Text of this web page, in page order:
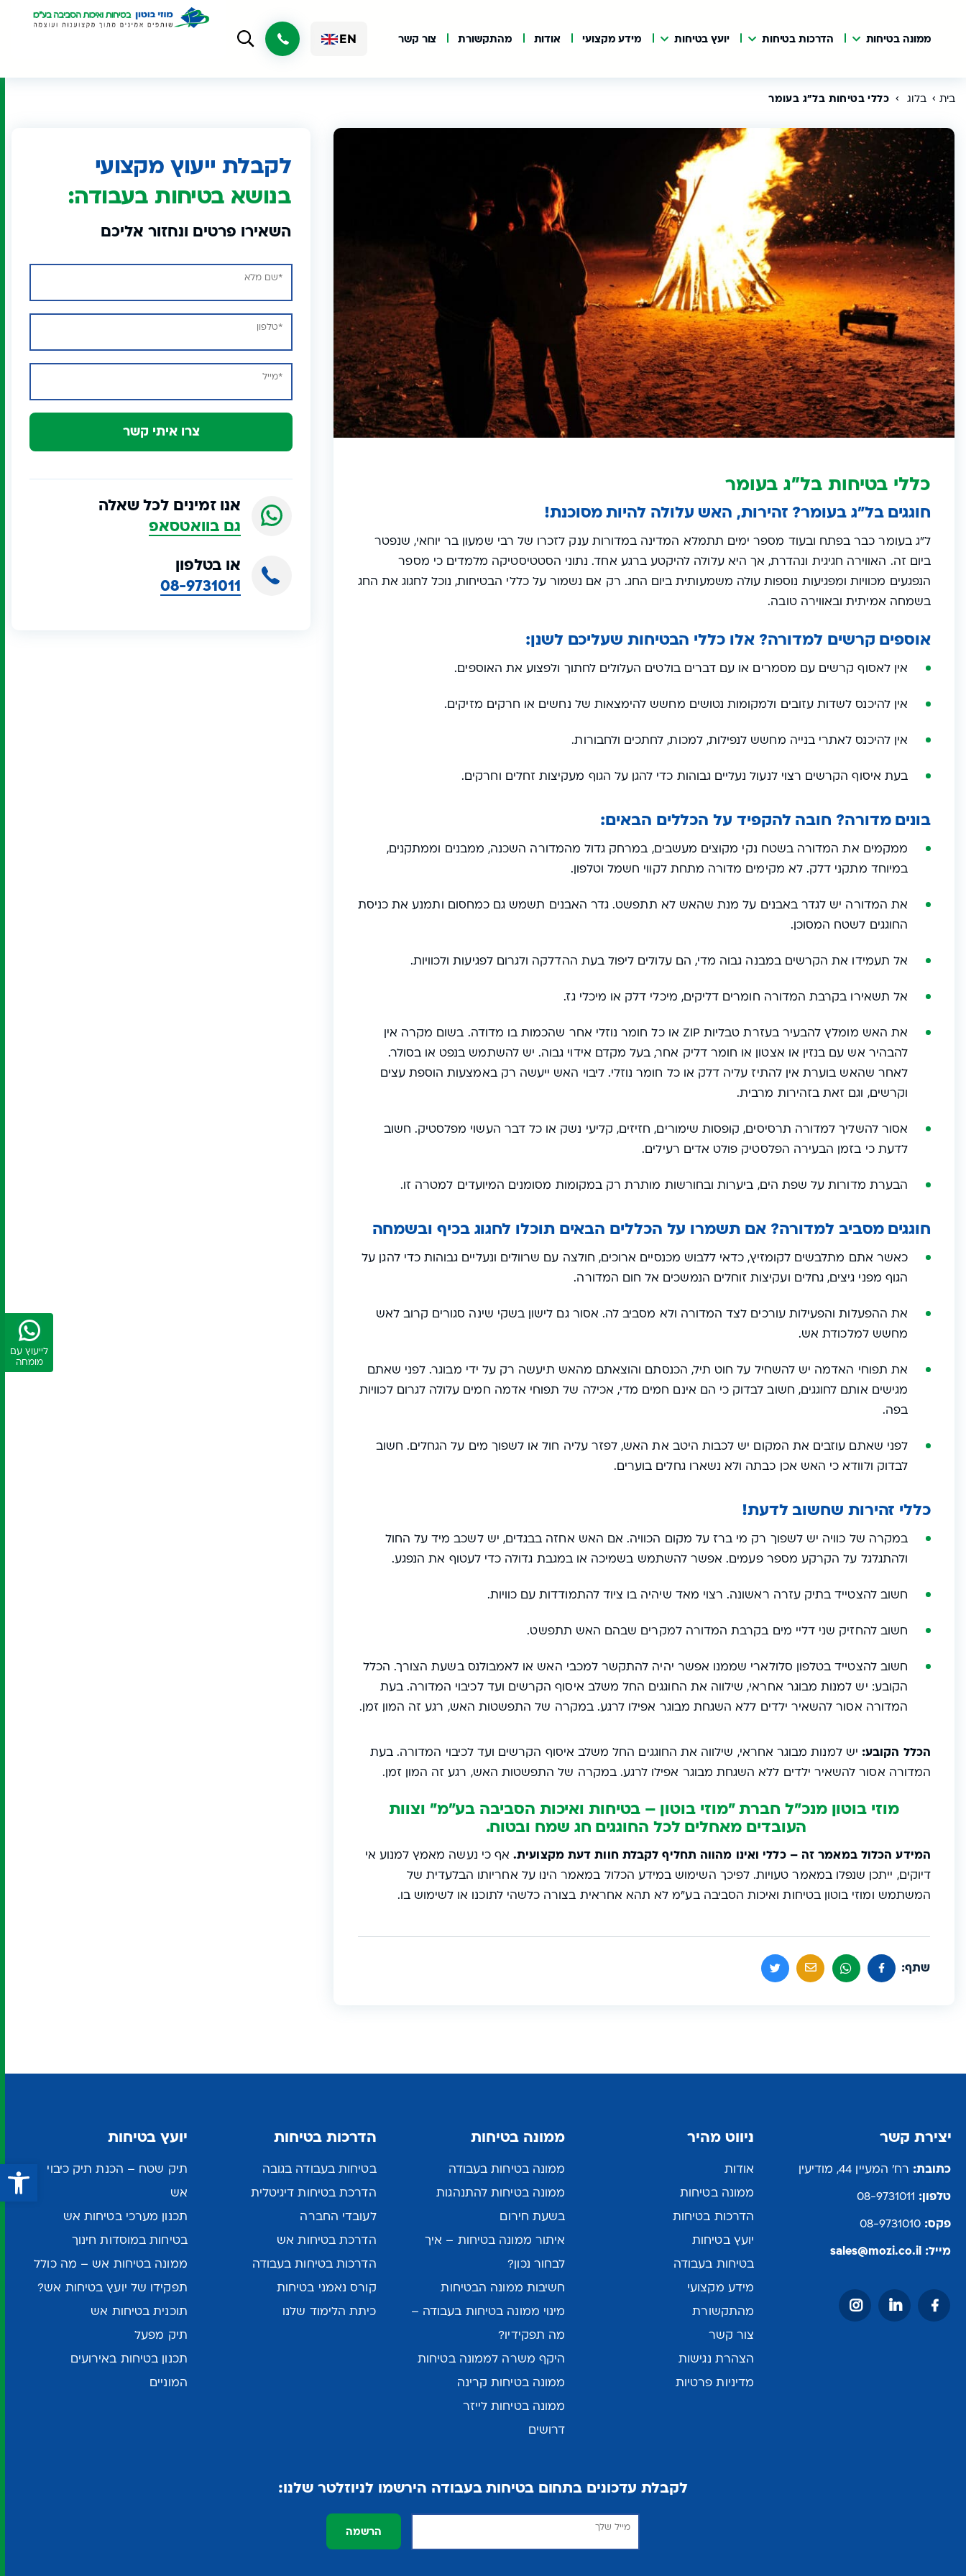
ממונה בטיחות הדרכות בטיחות יועץ בטיחות מידע מקצועי אודות מהתקשורת צור קשר EN
בית בלוג כללי בטיחות בל"ג בעומר
כללי בטיחות בל"ג בעומר
חוגגים בל"ג בעומר? זהירות, האש עלולה להיות מסוכנת!
ל"ג בעומר כבר בפתח ובעוד מספר ימים תתמלא המדינה במדורות ענק לזכרו של רבי שמעון בר יוחאי, שנפטר
ביום זה. האווירה חגיגית ונהדרת, אך היא עלולה להיקטע ברגע אחד. נתוני הסטטיסטיקה מלמדים כי מספר
הנפגעים מכוויות ומפגיעות נוספות עולה משמעותית ביום החג. רק אם נשמור על כללי הבטיחות, נוכל לחגוג את החג
בשמחה אמיתית ובאווירה טובה.
אוספים קרשים למדורה? אלו כללי הבטיחות שעליכם לשנן:
אין לאסוף קרשים עם מסמרים או עם דברים בולטים העלולים לחתוך ולפצוע את האוספים.
אין להיכנס לשדות עזובים ולמקומות נטושים מחשש להימצאות של נחשים או חרקים מזיקים.
אין להיכנס לאתרי בנייה מחשש לנפילות, למכות, לחתכים ולחבורות.
בעת איסוף הקרשים רצוי לנעול נעליים גבוהות כדי להגן על הגוף מעקיצות זחלים וחרקים.
בונים מדורה? חובה להקפיד על הכללים הבאים:
ממקמים את המדורה בשטח נקי מקוצים מעשבים, במרחק גדול מהמדורה השכנה, ממבנים וממתקנים,
במיוחד מתקני דלק. לא מקימים מדורה מתחת לקווי חשמל וטלפון.
את המדורה יש לגדר באבנים על מנת שהאש לא תתפשט. גדר האבנים תשמש גם כמחסום ותמנע את כניסת
החוגגים לשטח המסוכן.
אל תעמידו את הקרשים במבנה גבוה מדי, הם עלולים ליפול בעת ההדלקה ולגרום לפגיעות ולכוויות.
אל תשאירו בקרבת המדורה חומרים דליקים, מיכלי דלק או מיכלי גז.
את האש מומלץ להבעיר בעזרת טבליות ZIP או כל חומר נוזלי אחר שהכמות בו מדודה. בשום מקרה אין
להבהיר אש עם בנזין או אצטון או חומר דליק אחר, בעל מקדם אידוי גבוה. יש להשתמש בנפט או בסולר.
לאחר שהאש בוערת אין להתיז עליה דלק או כל חומר נוזלי. ליבוי האש ייעשה רק באמצעות הוספת עצים
וקרשים, וגם זאת בזהירות מרבית.
אסור להשליך למדורה תרסיסים, קופסות שימורים, חזיזים, קליעי נשק או כל דבר העשוי מפלסטיק. חשוב
לדעת כי בזמן הבעירה הפלסטיק פולט אדים רעילים.
הבערת מדורות על שפת הים, ביערות ובחורשות מותרת רק במקומות מסומנים המיועדים למטרה זו.
חוגגים מסביב למדורה? אם תשמרו על הכללים הבאים תוכלו לחגוג בכיף ובשמחה
כאשר אתם מתלבשים לקומזיץ, כדאי ללבוש מכנסיים ארוכים, חולצה עם שרוולים ונעליים גבוהות כדי להגן על
הגוף מפני גיצים, גחלים ועקיצות זוחלים הנמשכים אל חום המדורה.
את ההפעלות והפעילות עורכים לצד המדורה ולא מסביב לה. אסור גם לישון בשקי שינה סגורים קרוב לאש
מחשש למלכודת אש.
את תפוחי האדמה יש להשחיל על חוט תיל, הכנסתם והוצאתם מהאש תיעשה רק על ידי מבוגר. לפני שאתם
מגישים אותם לחוגגים, חשוב לבדוק כי הם אינם חמים מדי, אכילה של תפוחי אדמה חמים עלולה לגרום לכוויות
בפה.
לפני שאתם עוזבים את המקום יש לכבות היטב את האש, לפזר עליה חול או לשפוך מים על הגחלים. חשוב
לבדוק ולוודא כי האש אכן כבתה ולא נשארו גחלים בוערים.
כללי זהירות שחשוב לדעת!
במקרה של כוויה יש לשפוך רק מי ברז על מקום הכוויה. אם האש אחזה בבגדים, יש לשכב מיד על החול
ולהתגלגל על הקרקע מספר פעמים. אפשר להשתמש בשמיכה או במגבת גדולה כדי לעטוף את הנפגע.
חשוב להצטייד בתיק עזרה ראשונה. רצוי מאד שיהיה בו ציוד להתמודדות עם כוויות.
חשוב להחזיק שני דליי מים בקרבת המדורה למקרים שבהם האש תתפשט.
חשוב להצטייד בטלפון סלולארי שממנו אפשר יהיה להתקשר למכבי האש או לאמבולנס בשעת הצורך. הכלל
הקובע: יש למנות מבוגר אחראי, שילווה את החוגגים החל משלב איסוף הקרשים ועד לכיבוי המדורה. בעת
המדורה אסור להשאיר ילדים ללא השגחת מבוגר אפילו לרגע. במקרה של התפשטות האש, רגע זה המון זמן.
הכלל הקובע: יש למנות מבוגר אחראי, שילווה את החוגגים החל משלב איסוף הקרשים ועד לכיבוי המדורה. בעת
המדורה אסור להשאיר ילדים ללא השגחת מבוגר אפילו לרגע. במקרה של התפשטות האש, רגע זה המון זמן.
מוזי בוטון מנכ"ל חברת "מוזי בוטון – בטיחות ואיכות הסביבה בע"מ" וצוות
העובדים מאחלים לכל החוגגים חג שמח ובטוח.
המידע הכלול במאמר זה – כללי ואינו מהווה תחליף לקבלת חוות דעת מקצועית.אף כי נעשה מאמץ למנוע אי
דיוקים, ייתכן שנפלו במאמר טעויות. לפיכך השימוש במידע הכלול במאמר הינו על אחריותו הבלעדית של
המשתמש ומוזי בוטון בטיחות ואיכות הסביבה בע"מ לא תהא אחראית בצורה כלשהי לתוכנו או לשימוש בו.
שתף:
לקבלת ייעוץ מקצועי
בנושא בטיחות בעבודה:
השאירו פרטים ונחזור אליכם
צרו איתי קשר
אנו זמינים לכל שאלה
גם בוואטסאפ
או בטלפון
08-9731011
יצירת קשר
כתובת: רח' המעיין 44, מודיעין
טלפון: 08-9731011
פקס: 08-9731010
מייל: sales@mozi.co.il
ניווט מהיר
אודות
ממונה בטיחות
הדרכות בטיחות
יועץ בטיחות
בטיחות בעבודה
מידע מקצועי
מהתקשורת
צור קשר
הצהרת נגישות
מדיניות פרטיות
ממונה בטיחות
ממונה בטיחות בעבודה
ממונה בטיחות להתנהגות
בשעת חירום
איתור ממונה בטיחות – איך
לבחור נכון?
חשיבות ממונה הבטיחות
מינוי ממונה בטיחות בעבודה –
מה תפקידיו?
היקף משרה לממונה בטיחות
ממונה בטיחות קרינה
ממונה בטיחות לייזר
דרושים
הדרכות בטיחות
בטיחות בעבודה בגובה
הדרכת בטיחות דיגיטלית
לעובדי החברה
הדרכת בטיחות אש
הדרכות בטיחות בעבודה
קורס נאמני בטיחות
כיתת הלימוד שלנו
יועץ בטיחות
תיק שטח – הכנת תיק כיבוי
אש
תכנון מערכי בטיחות אש
בטיחות במוסדות חינוך
ממונה בטיחות אש – מה כולל
תפקידו של יועץ בטיחות אש?
תוכנית בטיחות אש
תיק מפעל
תכנון בטיחות באירועים
המוניים
לקבלת עדכונים בתחום בטיחות בעבודה הירשמו לניוזלטר שלנו:
הרשמה
לייעוץ עם
מומחה
פתח סרגל נגישות